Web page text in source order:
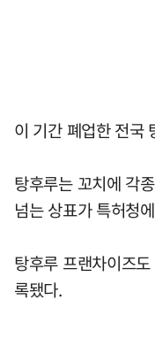
이 기간 폐업한 전국
탕후루는 꼬치에 각
넘는 상표가 특허청
탕후루 프랜차이즈
록됐다.